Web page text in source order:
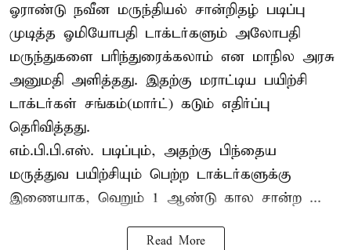
ஓராண்டு நவீன மருந்தியல் சான்றிதழ் படிப்பு
முடித்த ஓமியோபதி டாக்டர்களும் அலோபதி
மருந்துகளை பரிந்துரைக்கலாம் என மாநில அரசு
அனுமதி அளித்தது. இதற்கு மராட்டிய பயிற்சி
டாக்டர்கள் சங்கம்(மார்ட்) கடும் எதிர்ப்பு
தெரிவித்தது.
எம்.பி.பி.எஸ். படிப்பும், அதற்கு பிந்தைய
மருத்துவ பயிற்சியும் பெற்ற டாக்டர்களுக்கு
இணையாக, வெறும் 1 ஆண்டு கால சான்ற ...
Read More